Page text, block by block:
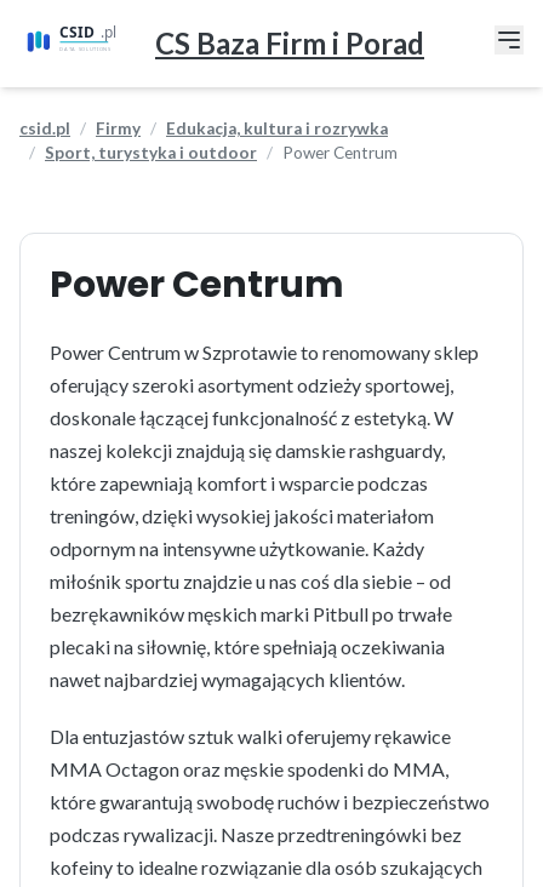
CS Baza Firm i Porad
csid.pl Firmy
Edukacja, kultura i rozrywka
Sport, turystyka i outdoor
Power Centrum
Power Centrum
Power Centrum w Szprotawie to renomowany sklep
oferujący szeroki asortyment odzieży sportowej,
doskonale łączącej funkcjonalność z estetyką. W
naszej kolekcji znajdują się damskie rashguardy,
które zapewniają komfort i wsparcie podczas
treningów, dzięki wysokiej jakości materiałom
odpornym na intensywne użytkowanie. Każdy
miłośnik sportu znajdzie u nas coś dla siebie – od
bezrękawników męskich marki Pitbull po trwałe
plecaki na siłownię, które spełniają oczekiwania
nawet najbardziej wymagających klientów.
Dla entuzjastów sztuk walki oferujemy rękawice
MMA Octagon oraz męskie spodenki do MMA,
które gwarantują swobodę ruchów i bezpieczeństwo
podczas rywalizacji. Nasze przedtreningówki bez
kofeiny to idealne rozwiązanie dla osób szukających